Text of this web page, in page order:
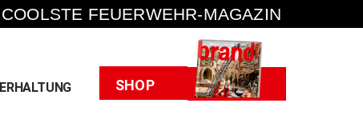
FEUERWEHR-MAGAZIN
SHOP Heft